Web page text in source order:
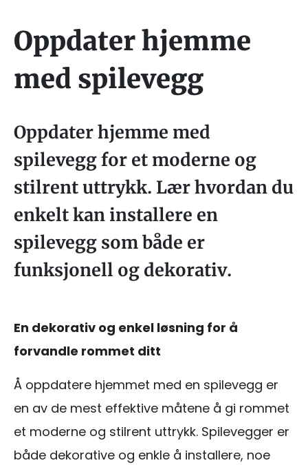
Oppdater hjemme
med spilevegg
Oppdater hjemme med
spilevegg for et moderne og
stilrent uttrykk. Lær hvordan du
enkelt kan installere en
spilevegg som både er
funksjonell og dekorativ.
En dekorativ og enkel løsning for å
forvandle rommet ditt
Å oppdatere hjemmet med en spilevegg er
en av de mest effektive måtene å gi rommet
et moderne og stilrent uttrykk. Spilevegger er
både dekorative og enkle å installere, noe